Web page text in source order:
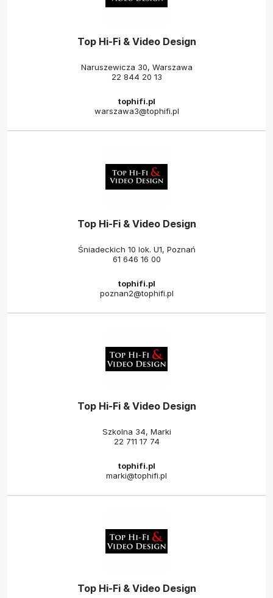
Top Hi-Fi & Video Design
Naruszewicza 30, Warszawa
22 844 20 13
tophifi.pl
warszawa3@tophifi.pl
Top Hi-Fi & Video Design
Śniadeckich 10 lok. U1, Poznań
61 646 16 00
tophifi.pl
poznan2@tophifi.pl
Top Hi-Fi & Video Design
Szkolna 34, Marki
22 711 17 74
tophifi.pl
marki@tophifi.pl
Top Hi-Fi & Video Design